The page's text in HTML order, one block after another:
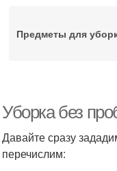
Предметы для
Уборка без
Давайте сразу
перечислим: